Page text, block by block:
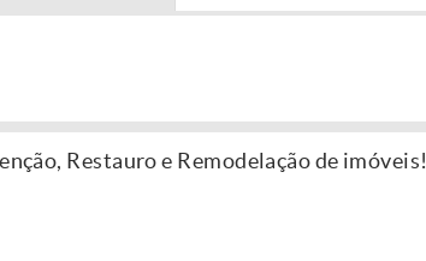
Restauro e Remodelação de imóveis!